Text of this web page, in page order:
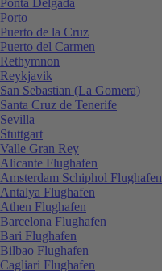
Porto
Puerto de la Cruz
Puerto del Carmen
Rethymnon
Reykjavik
San Sebastian (La Gomera)
Santa Cruz de Tenerife
Sevilla
Stuttgart
Valle Gran Rey
Alicante Flughafen
Amsterdam Schiphol Flughafen
Antalya Flughafen
Athen Flughafen
Barcelona Flughafen
Bari Flughafen
Bilbao Flughafen
Cagliari Flughafen